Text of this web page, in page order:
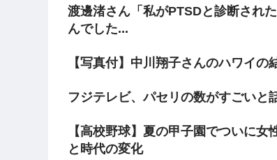
渡邊渚さん「私がPTSDと診断され
んでした...
【写真付】中川翔子さんのハワイ
フジテレビ、パセリの数がすごいと
【高校野球】夏の甲子園でついに
と時代の変化